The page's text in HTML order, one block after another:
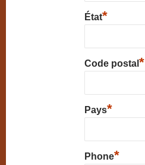
État*
Code postal*
Pays*
Phone*